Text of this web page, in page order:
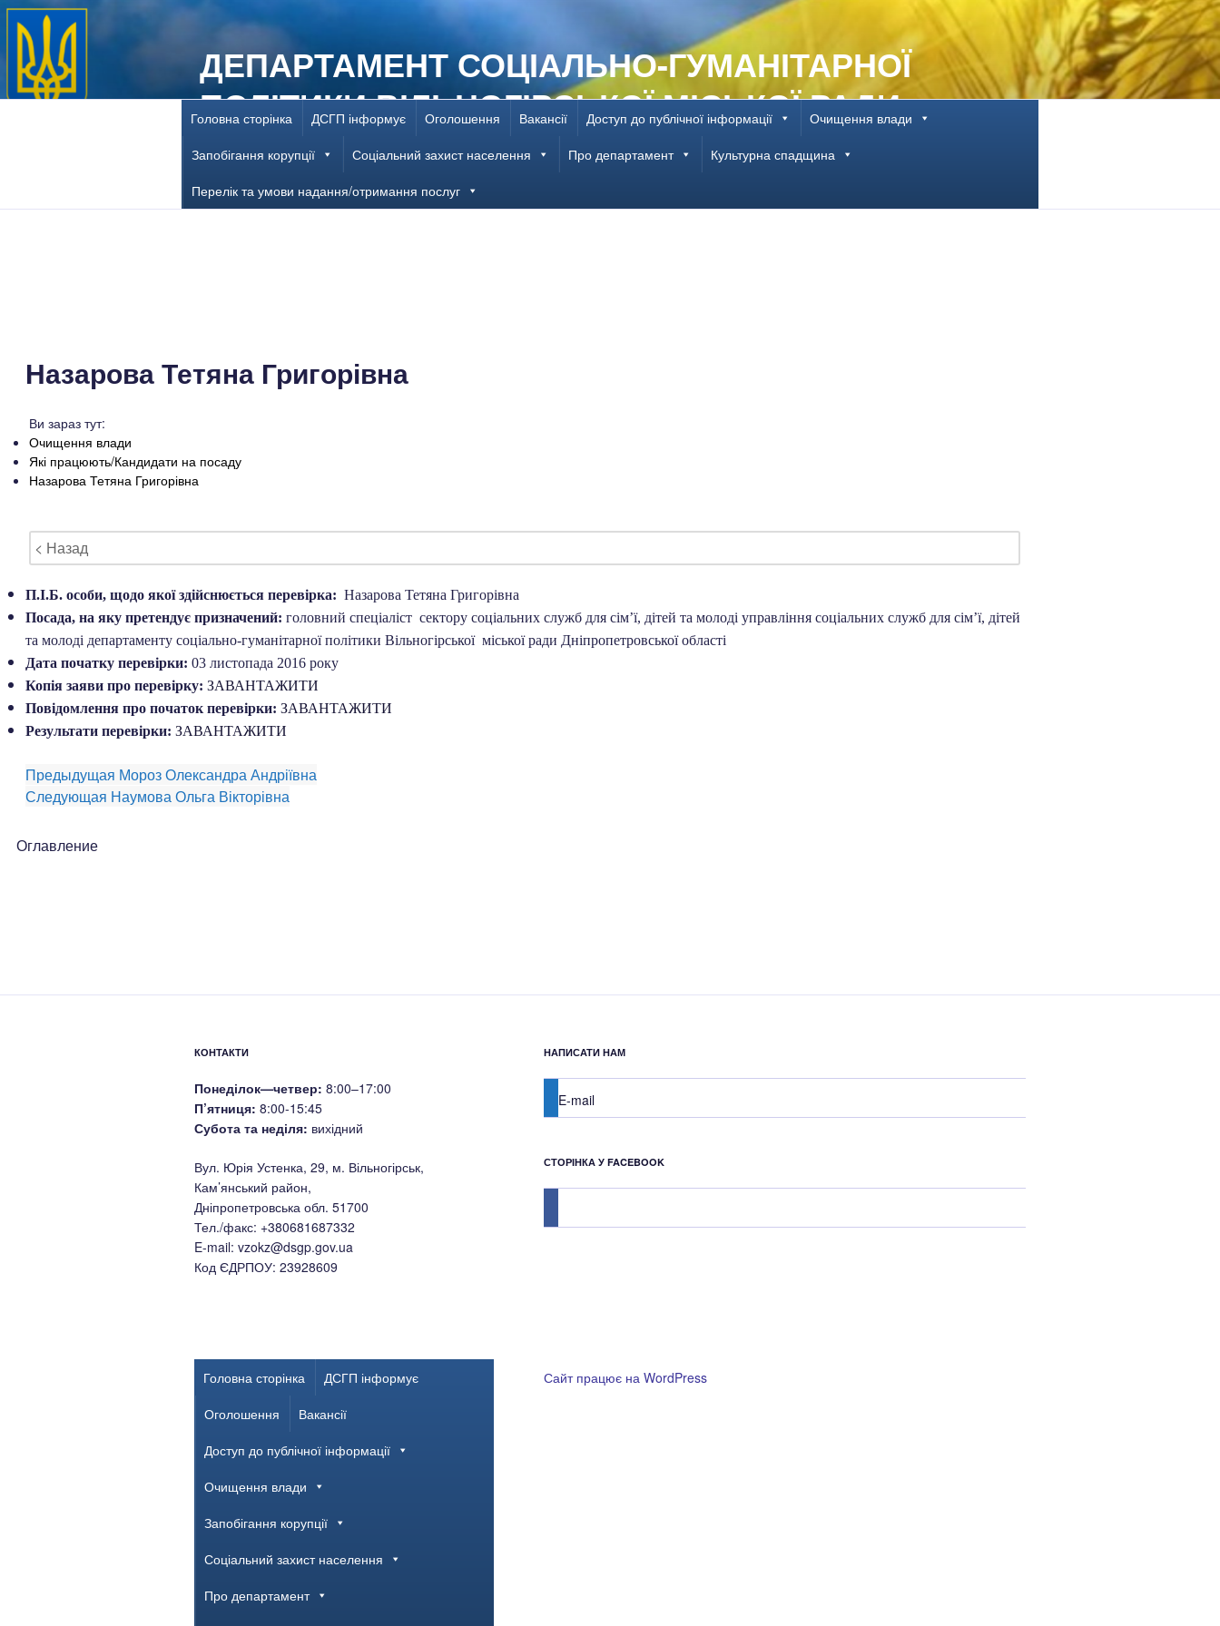
Перейти
вмісту
ДЕПАРТАМЕНТ СОЦІАЛЬНО-ГУМАНІТАРНОЇ
ПОЛІТИКИ ВІЛЬНОГІРСЬКОЇ МІСЬКОЇ РАДИ
ДНІПРОПЕТРОВСЬКОЇ ОБЛАСТІ
Головна сторінка ДСГП інформує Оголошення Вакансії Доступ до публічної інформації
Очищення влади
Запобігання корупції
Соціальний захист населення Про департамент
Культурна спадщина
Перелік та умови надання/отримання послуг
Назарова Тетяна Григорівна
Ви зараз тут:
Очищення влади
Які працюють/Кандидати на посаду
Назарова Тетяна Григорівна
< Назад
П.І.Б. особи, щодо якої здійснюється перевірка: Назарова Тетяна Григорівна
Посада, на яку претендує призначений: головний спеціаліст сектору соціальних служб для сім’ї, дітей та молоді управління соціальних служб для сім’ї, дітей
та молоді департаменту соціально-гуманітарної політики Вільногірської міської ради Дніпропетровської області
Дата початку перевірки: 03 листопада 2016 року
Копія заяви про перевірку: ЗАВАНТАЖИТИ
Повідомлення про початок перевірки: ЗАВАНТАЖИТИ
Результати перевірки: ЗАВАНТАЖИТИ
Предыдущая Мороз Олександра Андріївна
Следующая Наумова Ольга Вікторівна
Оглавление
КОНТАКТИ
Понеділок—четвер: 8:00–17:00
П’ятниця: 8:00-15:45
Субота та неділя: вихідний
Вул. Юрія Устенка, 29, м. Вільногірськ,
Кам’янський район,
Дніпропетровська обл. 51700
Тел./факс: +380681687332
E-mail: vzokz@dsgp.gov.ua
Код ЄДРПОУ: 23928609
НАПИСАТИ НАМ
E-mail
СТОРІНКА У FACEBOOK
Головна сторінка
ДСГП інформує
Оголошення
Вакансії
Доступ до публічної інформації
Очищення влади
Запобігання корупції
Соціальний захист населення
Про департамент
Сайт працює на WordPress